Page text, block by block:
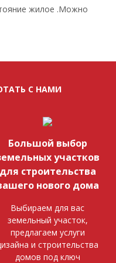
жилое .Можно
С НАМИ
Большой выбор
участков
для строительства
нового дома
Выбираем для вас
земельный участок,
предлагаем услуги
и строительства
домов под ключ